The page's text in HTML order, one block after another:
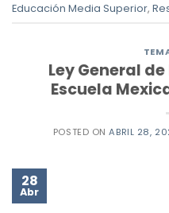
Educación Media Superior,
Ley General
Escuela
POSTED ONABRIL 28,
28
Abr